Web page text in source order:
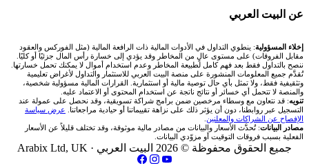
اكس تي بي XTB
انتراكتيف بروكرز IBKR
شركات تداول في الأردن
شركات تداول في العراق
شركات تداول في فلسطين
🇪🇬 البورصة المصرية
🇶🇦 بورصة قطر
🇯🇴 بورصة عمّان
🇧🇭 بورصة البحرين
🧮 حاسبة حجم اللوت
📊 حاسبة قيمة النقطة
💰 حاسبة ربح الفوركس
📌 حاسبة النقاط المحورية
📏 حاسبة حجم المركز
🏆 لوحة المحلّلين
✍️ اكتب تحليلك
🌐 المؤشرات العالمية
🥇 سعر الذهب اليوم
🥇 أسعار الذهب والمعادن
💱 أسعار العملات والفوركس
💵 سعر الريال السعودي في مصر
عن البيت العربي
من نحن
تواصل معنا
فريق المؤلفين
مقالات تعليمية
إخلاء المسؤولية: ينطوي التداول في الأدوات المالية ذات الرافعة المالية (مثل الفوركس والعقود
مقابل الفروقات) على مستوى عالٍ من المخاطر وقد يؤدي إلى خسارة رأس المال جزئيًا أو كليًا.
ننصح بالتداول فقط بعد فهم كامل لطبيعة المخاطر وعدم استخدام أموال لا يمكنك تحمل خسارتها.
تُقدَّم جميع المعلومات المنشورة على منصة البيت العربي للاستثمار والتداول لأغراض تعليمية
وتثقيفية فقط، ولا تمثل بأي حال توصية مالية أو استثمارية. القرارات المالية مسؤولية شخصية،
والمنصة لا تتحمل أي خسائر أو نتائج ناتجة عن استخدام المحتوى أو الاعتماد عليه.
تنويه: قد نتعاون مع وسطاء مرخصين ضمن برامج شراكة تسويقية، وقد نحصل على عمولة عند
التسجيل عبر روابطنا، دون أن يؤثر ذلك على نزاهة تقييماتنا أو حيادية مراجعاتنا. عرض سياسة
الإفصاح عن الشراكات والمعلنين
مصادر البيانات: تُحدَّث الأسعار والبيانات من مصادر مالية موثوقة، وقد تختلف قليلاً عن الأسعار
الفعلية بسبب فروقات التوقيت أو مزوّدي البيانات.
جميع الحقوق محفوظة © 2026 البيت العربي · Arabix Ltd, UK